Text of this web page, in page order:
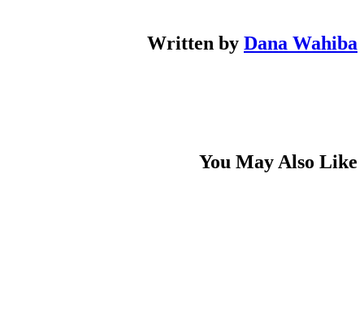
Written by Dana Wahiba
You May Also Like